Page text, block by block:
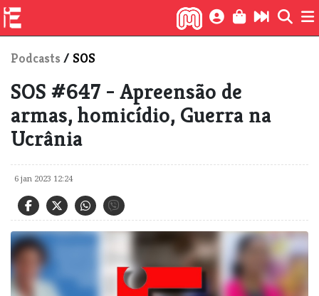
Podcasts / SOS
SOS #647 - Apreensão de
armas, homicídio, Guerra na
Ucrânia
6 jan 2023 12:24